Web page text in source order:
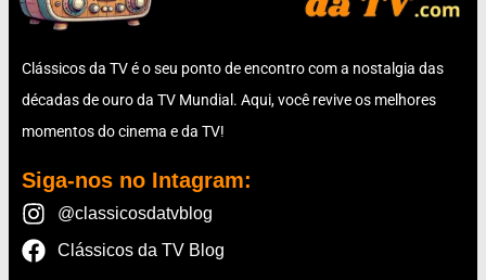
Clássicos da TV é o seu ponto de encontro com a nostalgia das
décadas de ouro da TV Mundial. Aqui, você revive os melhores
momentos do cinema e da TV!
Siga-nos no Intagram:
@classicosdatvblog
Clássicos da TV Blog